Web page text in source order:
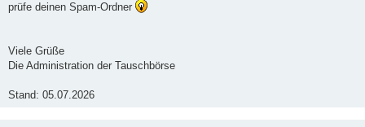
prüfe deinen Spam-Ordner
Viele Grüße
Die Administration der Tauschbörse
Stand: 05.07.2026